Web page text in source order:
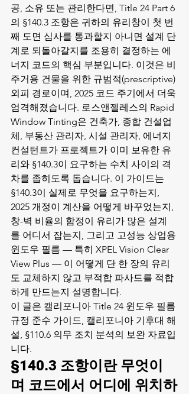
공, 소유 또는 관리한다면, Title 24 Part 6
의 §140.3 조항은 귀하의 유리창이 첫 번
째 도면 심사를 통과할지 아니면 설계 단
계로 되돌아갈지를 조용히 결정하는 에
너지 코드의 핵심 부분입니다. 이것은 비
주거용 건물을 위한 규범적(prescriptive)
외피 경로이며, 2025 코드 주기에서 더욱
엄격해졌습니다. 로스앤젤레스의 Rapid
Window Tinting은 건축가, 종합 건설업
체, 부동산 관리자, 시설 관리자, 에너지
컨설턴트가 프로젝트가 이미 보유한 유
리와 §140.3이 요구하는 수치 사이의 격
차를 좁히도록 돕습니다. 이 가이드는
§140.3이 실제로 무엇을 요구하는지,
2025 개정이 계산을 어떻게 바꾸었는지,
창-벽 비율의 함정이 유리가 많은 설계
를 어디서 잡는지, 그리고 고성능 상업용
윈도우 필름 — 특히 XPEL Vision Clear
View Plus — 이 어떻게 단 한 장의 유리
도 교체하지 않고 부적합 파사드를 적합
하게 만드는지 설명합니다.
이 글은 캘리포니아 Title 24 윈도우 필름
규정 준수 가이드, 캘리포니아 기후대 해
설, §110.6 의무 조치 분석의 보완 자료입
니다.
§140.3 조항이란 무엇이
며 코드에서 어디에 위치하